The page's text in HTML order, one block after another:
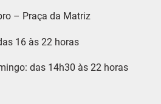
– Praça da Matriz
16 às 22 horas
das 14h30 às 22 horas